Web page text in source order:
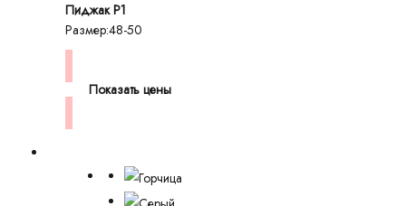
Пиджак P1
Размер:48-50
Показать цены